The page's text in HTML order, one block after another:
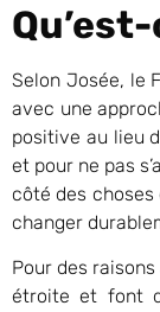
Selon Josée, le
avec une
positive au lieu
et pour ne pas
côté des choses
changer
Pour des
étroite et font